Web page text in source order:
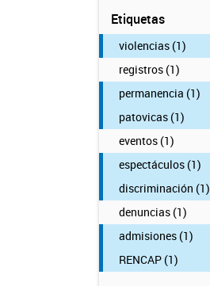
Etiquetas
violencias (1)
registros (1)
permanencia (1)
patovicas (1)
eventos (1)
espectáculos (1)
discriminación (1)
denuncias (1)
admisiones (1)
RENCAP (1)